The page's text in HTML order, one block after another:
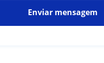
Enviar mensagem